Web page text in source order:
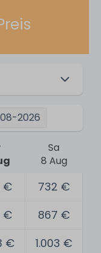
2026
Sa
8 Aug
€ 732 €
€ 867 €
€ 1.003 €